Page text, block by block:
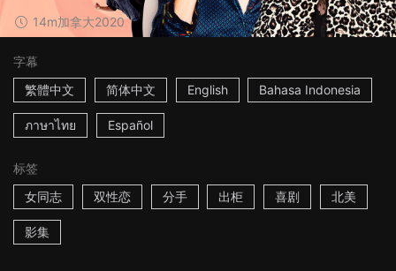
14m加拿大2020
字幕
繁體中文
简体中文 English Bahasa Indonesia
ภาษาไทย Español
标签
女同志
双性恋 分手 出柜 喜剧 北美
影集